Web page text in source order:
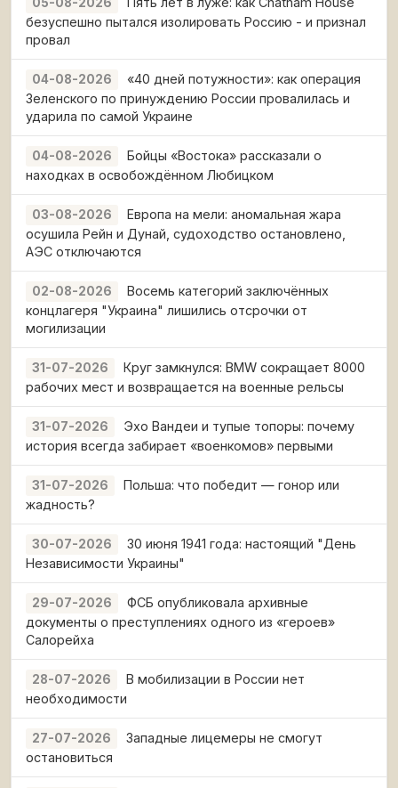
безуспешно пытался изолировать Россию - и признал
провал
04-08-2026
«40 дней потужности»: как операция
Зеленского по принуждению России провалилась и
ударила по самой Украине
04-08-2026
Бойцы «Востока» рассказали о
находках в освобождённом Любицком
03-08-2026
Европа на мели: аномальная жара
осушила Рейн и Дунай, судоходство остановлено,
АЭС отключаются
02-08-2026
Восемь категорий заключённых
концлагеря "Украина" лишились отсрочки от
могилизации
31-07-2026
Круг замкнулся: BMW сокращает 8000
рабочих мест и возвращается на военные рельсы
31-07-2026
Эхо Вандеи и тупые топоры: почему
история всегда забирает «военкомов» первыми
31-07-2026
Польша: что победит — гонор или
жадность?
30-07-2026
30 июня 1941 года: настоящий "День
Независимости Украины"
29-07-2026
ФСБ опубликовала архивные
документы о преступлениях одного из «героев»
Салорейха
28-07-2026
В мобилизации в России нет
необходимости
27-07-2026
Западные лицемеры не смогут
остановиться